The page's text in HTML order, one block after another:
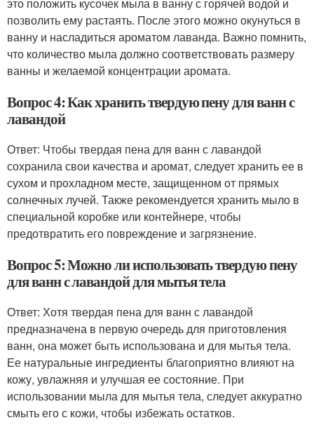
позволить ему растаять. После этого можно окунуться в
ванну и насладиться ароматом лаванда. Важно помнить,
что количество мыла должно соответствовать размеру
ванны и желаемой концентрации аромата.
Вопрос 4: Как хранить твердую пену для ванн с
лавандой
Ответ: Чтобы твердая пена для ванн с лавандой
сохранила свои качества и аромат, следует хранить ее в
сухом и прохладном месте, защищенном от прямых
солнечных лучей. Также рекомендуется хранить мыло в
специальной коробке или контейнере, чтобы
предотвратить его повреждение и загрязнение.
Вопрос 5: Можно ли использовать твердую пену
для ванн с лавандой для мытья тела
Ответ: Хотя твердая пена для ванн с лавандой
предназначена в первую очередь для приготовления
ванн, она может быть использована и для мытья тела.
Ее натуральные ингредиенты благоприятно влияют на
кожу, увлажняя и улучшая ее состояние. При
использовании мыла для мытья тела, следует аккуратно
смыть его с кожи, чтобы избежать остатков.